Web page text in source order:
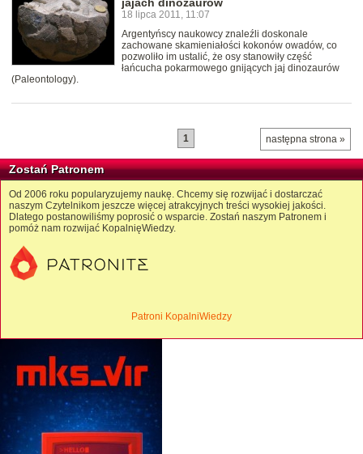
jajach dinozaurów
18 lipca 2011, 11:07
Argentyńscy naukowcy znaleźli doskonale
zachowane skamieniałości kokonów owadów, co
pozwoliło im ustalić, że osy stanowiły część
łańcucha pokarmowego gnijących jaj dinozaurów
(Paleontology).
następna strona »
1
Zostań Patronem
Od 2006 roku popularyzujemy naukę. Chcemy się rozwijać i dostarczać
naszym Czytelnikom jeszcze więcej atrakcyjnych treści wysokiej jakości.
Dlatego postanowiliśmy poprosić o wsparcie. Zostań naszym Patronem i
pomóż nam rozwijać KopalnięWiedzy.
Patroni KopalniWiedzy